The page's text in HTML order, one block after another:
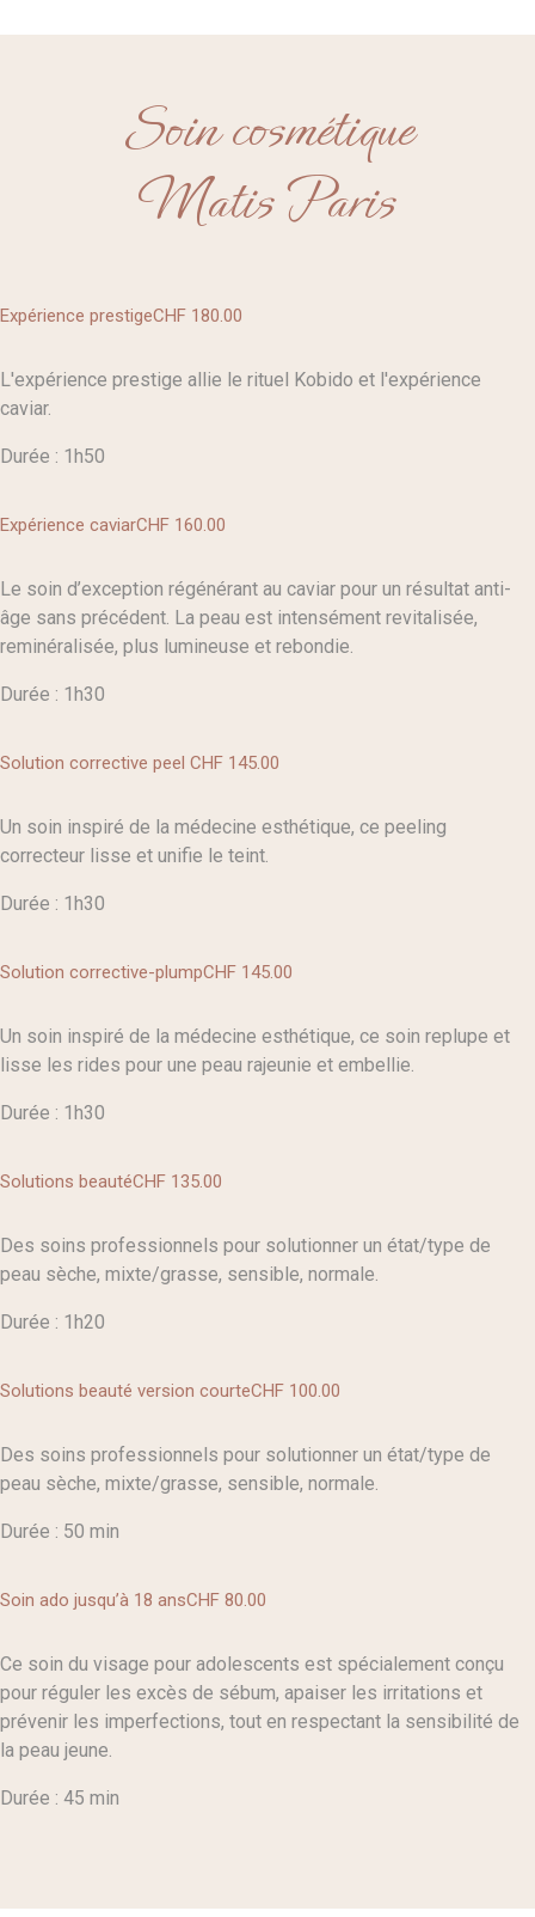
Soin cosmétique
Matis Paris
Expérience prestigeCHF 180.00
L'expérience prestige allie le rituel Kobido et l'expérience
caviar.
Durée : 1h50
Expérience caviarCHF 160.00
Le soin d’exception régénérant au caviar pour un résultat anti-
âge sans précédent. La peau est intensément revitalisée,
reminéralisée, plus lumineuse et rebondie.
Durée : 1h30
Solution corrective peel CHF 145.00
Un soin inspiré de la médecine esthétique, ce peeling
correcteur lisse et unifie le teint.
Durée : 1h30
Solution corrective-plumpCHF 145.00
Un soin inspiré de la médecine esthétique, ce soin replupe et
lisse les rides pour une peau rajeunie et embellie.
Durée : 1h30
Solutions beautéCHF 135.00
Des soins professionnels pour solutionner un état/type de
peau sèche, mixte/grasse, sensible, normale.
Durée : 1h20
Solutions beauté version courteCHF 100.00
Des soins professionnels pour solutionner un état/type de
peau sèche, mixte/grasse, sensible, normale.
Durée : 50 min
Soin ado jusqu’à 18 ansCHF 80.00
Ce soin du visage pour adolescents est spécialement conçu
pour réguler les excès de sébum, apaiser les irritations et
prévenir les imperfections, tout en respectant la sensibilité de
la peau jeune.
Durée : 45 min